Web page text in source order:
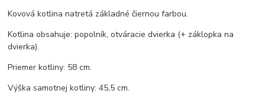
Kovová kotlina natretá základné čiernou farbou.
Kotlina obsahuje: popolník, otváracie dvierka (+ záklopka na
dvierka).
Priemer kotliny: 58 cm.
Výška samotnej kotliny: 45,5 cm.